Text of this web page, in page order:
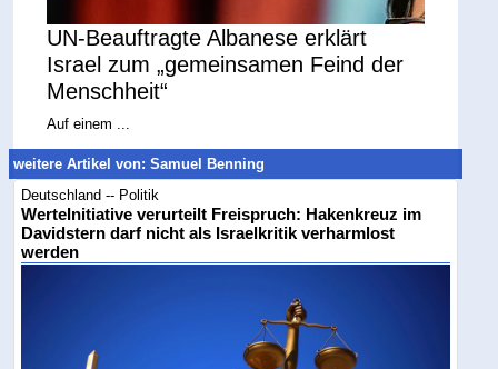
UN-Beauftragte Albanese erklärt
Israel zum „gemeinsamen Feind der
Menschheit“
Auf einem ...
weitere Artikel von: Samuel Benning
Deutschland -- Politik
WerteInitiative verurteilt Freispruch: Hakenkreuz im
Davidstern darf nicht als Israelkritik verharmlost
werden